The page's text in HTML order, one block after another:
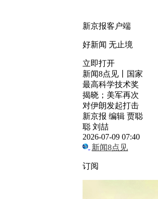
新京报客户端
好新闻 无止境
立即打开
新闻8点见丨国家
最高科学技术奖
揭晓；美军再次
对伊朗发起打击
新京报 编辑 贾聪
聪 刘喆
2026-07-09 07:40
新闻8点见
订阅